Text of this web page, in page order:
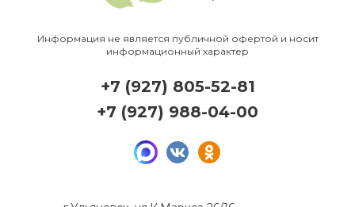
Информация не является публичной офертой и носит
информационный характер
+7 (927) 805-52-81
+7 (927) 988-04-00